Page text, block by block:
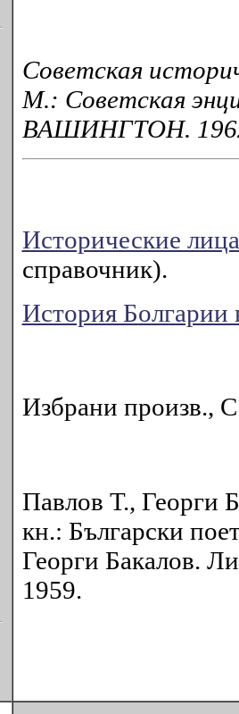
Советская
М.: Советская
ВАШИНГТОН.
Исторические
справочник).
История Болгарии
Избрани произв.,
Павлов Т., Георги
кн.: Български
Георги Бакалов.
1959.